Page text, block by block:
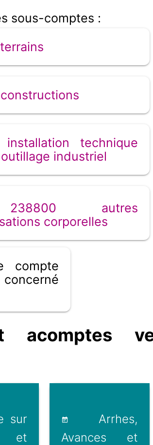
sous-comptes :
technique
industriel
autres
corporelles
compte
sur
et
Arrhes,
Avances et